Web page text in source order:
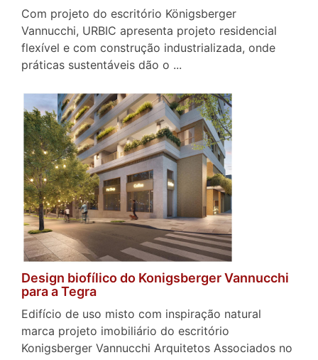
Com projeto do escritório Königsberger
Vannucchi, URBIC apresenta projeto residencial
flexível e com construção industrializada, onde
práticas sustentáveis dão o ...
Design biofílico do Konigsberger Vannucchi
para a Tegra
Edifício de uso misto com inspiração natural
marca projeto imobiliário do escritório
Konigsberger Vannucchi Arquitetos Associados no